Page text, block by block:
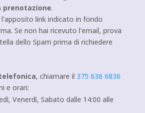
prenotazione.
link indicato in fondo
Se non hai ricevuto l'email, prova
dello Spam prima di richiedere
, chiamare il 375 636 6836
e orari:
Venerdì, Sabato dalle 14:00 alle